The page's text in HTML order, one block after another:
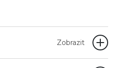
Zobrazit